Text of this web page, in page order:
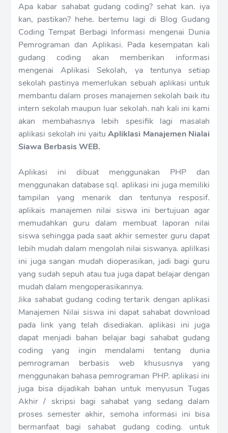
Apa kabar sahabat gudang coding? sehat kan. iya
kan, pastikan? hehe. bertemu lagi di Blog Gudang
Coding Tempat Berbagi Informasi mengenai Dunia
Pemrograman dan Aplikasi. Pada kesempatan kali
gudang coding akan memberikan informasi
mengenai Aplikasi Sekolah, ya tentunya setiap
sekolah pastinya memerlukan sebuah aplikasi untuk
membantu dalam proses manajemen sekolah baik itu
intern sekolah maupun luar sekolah. nah kali ini kami
akan membahasnya lebih spesifik lagi masalah
aplikasi sekolah ini yaitu Apliklasi Manajemen Nialai
Siawa Berbasis WEB.
Aplikasi ini dibuat menggunakan PHP dan
menggunakan database sql. aplikasi ini juga memiliki
tampilan yang menarik dan tentunya resposif.
aplikais manajemen nilai siswa ini bertujuan agar
memudahkan guru dalam membuat laporan nilai
siswa sehingga pada saat akhir semester guru dapat
lebih mudah dalam mengolah nilai siswanya. aplilkasi
ini juga sangan mudah dioperasikan, jadi bagi guru
yang sudah sepuh atau tua juga dapat belajar dengan
mudah dalam mengoperasikannya.
Jika sahabat gudang coding tertarik dengan aplikasi
Manajemen Nilai siswa ini dapat sahabat download
pada link yang telah disediakan. aplikasi ini juga
dapat menjadi bahan belajar bagi sahabat gudang
coding yang ingin mendalami tentang dunia
pemrograman berbasis web khususnya yang
menggunakan bahasa pemrograman PHP. aplikasi ini
juga bisa dijadikah bahan untuk menyusun Tugas
Akhir / skripsi bagi sahabat yang sedang dalam
proses semester akhir, semoha informasi ini bisa
bermanfaat bagi sahabat gudang coding. untuk